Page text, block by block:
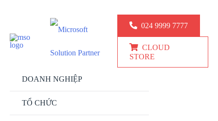
024 9999 7777
CLOUD
STORE
DOANH NGHIỆP
TỔ CHỨC